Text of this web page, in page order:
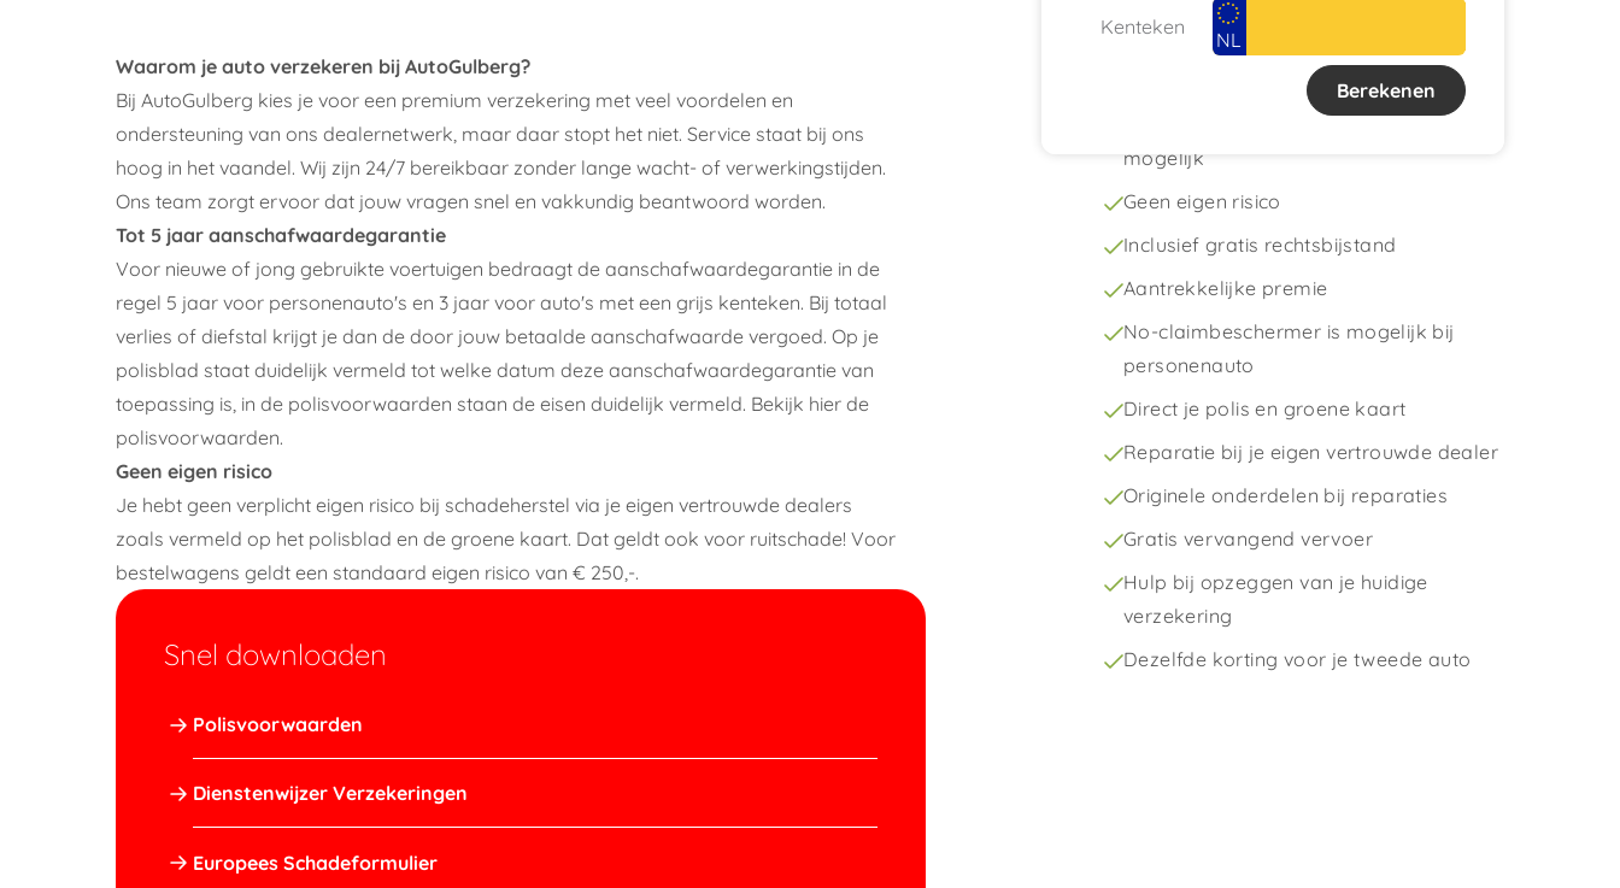
Kenteken
NL
Berekenen
Waarom je auto verzekeren bij AutoGulberg?
Bij AutoGulberg kies je voor een premium verzekering met veel voordelen en
ondersteuning van ons dealernetwerk, maar daar stopt het niet. Service staat bij ons
hoog in het vaandel. Wij zijn 24/7 bereikbaar zonder lange wacht- of verwerkingstijden.
Ons team zorgt ervoor dat jouw vragen snel en vakkundig beantwoord worden.
Tot 5 jaar aanschafwaardegarantie
Voor nieuwe of jong gebruikte voertuigen bedraagt de aanschafwaardegarantie in de
regel 5 jaar voor personenauto's en 3 jaar voor auto's met een grijs kenteken. Bij totaal
verlies of diefstal krijgt je dan de door jouw betaalde aanschafwaarde vergoed. Op je
polisblad staat duidelijk vermeld tot welke datum deze aanschafwaardegarantie van
toepassing is, in de polisvoorwaarden staan de eisen duidelijk vermeld. Bekijk hier de
polisvoorwaarden.
Geen eigen risico
Je hebt geen verplicht eigen risico bij schadeherstel via je eigen vertrouwde dealers
zoals vermeld op het polisblad en de groene kaart. Dat geldt ook voor ruitschade! Voor
bestelwagens geldt een standaard eigen risico van € 250,-.
Snel downloaden
Polisvoorwaarden
Dienstenwijzer Verzekeringen
Europees Schadeformulier
De voordelen
mogelijk
Geen eigen risico
Inclusief gratis rechtsbijstand
Aantrekkelijke premie
No-claimbeschermer is mogelijk bij
personenauto
Direct je polis en groene kaart
Reparatie bij je eigen vertrouwde dealer
Originele onderdelen bij reparaties
Gratis vervangend vervoer
Hulp bij opzeggen van je huidige
verzekering
Dezelfde korting voor je tweede auto